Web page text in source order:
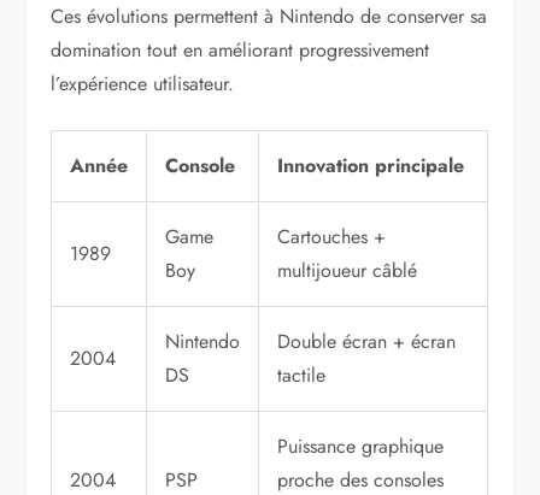
Ces évolutions permettent à Nintendo de conserver sa
domination tout en améliorant progressivement
l’expérience utilisateur.
Année Console Innovation principale
1989
Game
Boy
Cartouches +
multijoueur câblé
2004
Nintendo
DS
Double écran + écran
tactile
2004 PSP
Puissance graphique
proche des consoles